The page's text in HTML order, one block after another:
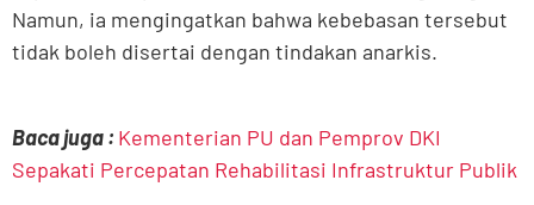
Namun, ia mengingatkan bahwa kebebasan tersebut
tidak boleh disertai dengan tindakan anarkis.
Baca juga : Kementerian PU dan Pemprov DKI
Sepakati Percepatan Rehabilitasi Infrastruktur Publik